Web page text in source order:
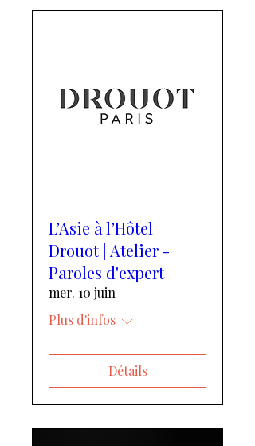
L’Asie à l’Hôtel
Drouot | Atelier -
Paroles d'expert
mer. 10 juin
Plus d'infos
Détails